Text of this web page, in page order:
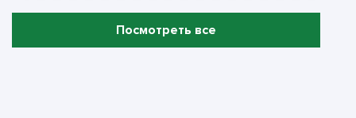
NO-GI/Мальчики 2017 и 2018 / Kids 3/Цветные пояса/
Посмотреть все